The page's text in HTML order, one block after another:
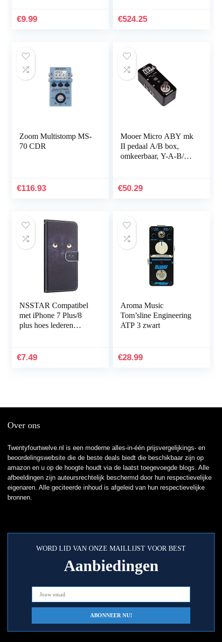
voor elektrische gitaar
€9.99
XLR-microfooningang
€524.25
Zoom Multistomp MS-
70 CDR
€116.93
Mooer Micro ABY mk
II pedaal A/B box,
omkeerbaar, Y-A-B/A-
€50.29
NSSTAR Compatibel
met iPhone 7 Plus/8
plus hoes lederen
hoesje met
€7.49
Aroma Music
Tom’sline Engineering
ATP 3 zwart
€28.99
Over ons
Twentyfourtwelve.nl is een moderne alles-in-één prijsvergelijkings- en
beoordelingswebsite die de beste deals biedt die beschikbaar zijn op
amazon en u op de hoogte houdt via de laatst toegevoegde blogs. Alle
afbeeldingen zijn auteursrechtelijk beschermd door hun respectievelijke
eigenaren. Alle geciteerde inhoud is afgeleid van hun respectievelijke
bronnen.
WORD LID VAN ONZE MAILLIJST VOOR BEST
Aanbiedingen